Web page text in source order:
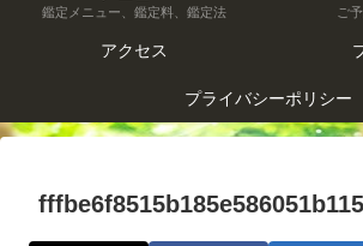
鑑定メニュー、鑑定料、鑑定法 ご
アクセス
プライバシーポリシー